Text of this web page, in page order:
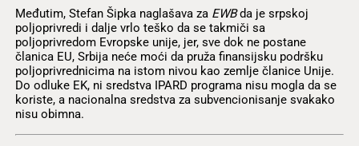
Međutim, Stefan Šipka naglašava za EWBda je srpskoj
poljoprivredi i dalje vrlo teško da se takmiči sa
poljoprivredom Evropske unije, jer, sve dok ne postane
članica EU, Srbija neće moći da pruža finansijsku podršku
poljoprivrednicima na istom nivou kao zemlje članice Unije.
Do odluke EK, ni sredstva IPARD programa nisu mogla da se
koriste, a nacionalna sredstva za subvencionisanje svakako
nisu obimna.